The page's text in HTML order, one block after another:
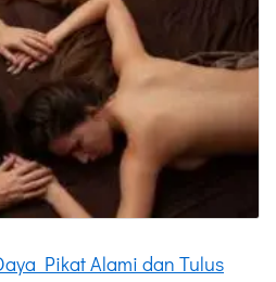
Pikat Alami dan Tulus